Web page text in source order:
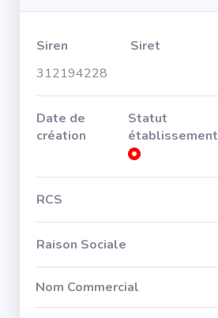
Siren Siret
312194228
Date de
création
Statut
établissement
RCS
Raison Sociale
Nom Commercial